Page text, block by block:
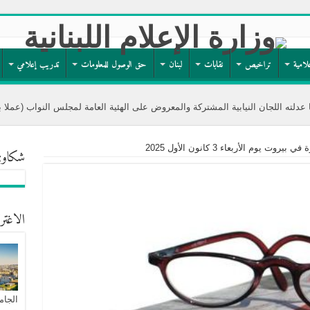
تراخيص نقابات لبنان حق الوصول للمعلومات تدريب إعلامي
المشتركة والمعروض على الهئية العامة لمجلس النواب (عملا بتوجه وزارة
يوم الأربعاء 3 كانون الأول 2025